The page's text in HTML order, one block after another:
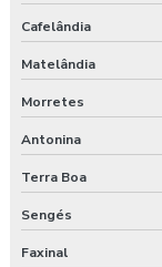
Cafelândia
Matelândia
Morretes
Antonina
Terra Boa
Sengés
Faxinal